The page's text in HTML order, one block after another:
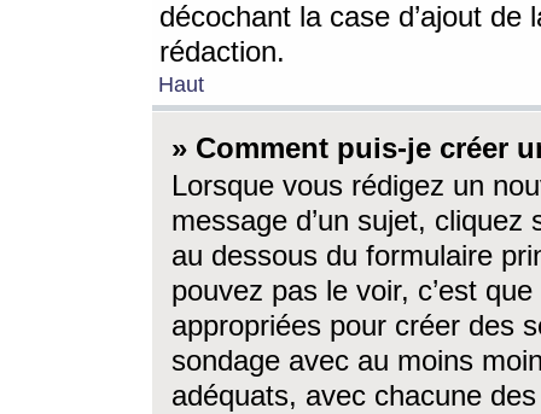
décochant la case d’ajout
rédaction.
Haut
» Comment puis-je créer
Lorsque vous rédigez un
message d’un sujet, cliquez
au dessous du formulaire
pouvez pas le voir, c’est
appropriées pour créer des
sondage avec au moins
adéquats, avec chacune